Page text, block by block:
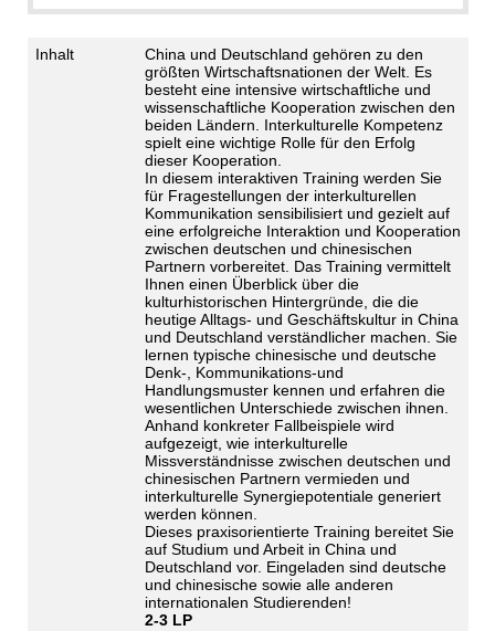
Inhalt
China und Deutschland gehören zu den
größten Wirtschaftsnationen der Welt. Es
besteht eine intensive wirtschaftliche und
wissenschaftliche Kooperation zwischen den
beiden Ländern. Interkulturelle Kompetenz
spielt eine wichtige Rolle für den Erfolg
dieser Kooperation.
In diesem interaktiven Training werden Sie
für Fragestellungen der interkulturellen
Kommunikation sensibilisiert und gezielt auf
eine erfolgreiche Interaktion und Kooperation
zwischen deutschen und chinesischen
Partnern vorbereitet. Das Training vermittelt
Ihnen einen Überblick über die
kulturhistorischen Hintergründe, die die
heutige Alltags- und Geschäftskultur in China
und Deutschland verständlicher machen. Sie
lernen typische chinesische und deutsche
Denk-, Kommunikations-und
Handlungsmuster kennen und erfahren die
wesentlichen Unterschiede zwischen ihnen.
Anhand konkreter Fallbeispiele wird
aufgezeigt, wie interkulturelle
Missverständnisse zwischen deutschen und
chinesischen Partnern vermieden und
interkulturelle Synergiepotentiale generiert
werden können.
Dieses praxisorientierte Training bereitet Sie
auf Studium und Arbeit in China und
Deutschland vor. Eingeladen sind deutsche
und chinesische sowie alle anderen
internationalen Studierenden!
2-3 LP